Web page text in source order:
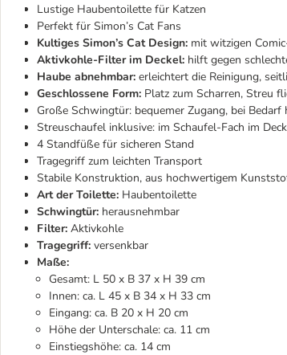
Lustige Haubentoilette für Katzen
Perfekt für Simon’s Cat Fans
Kultiges Simon’s Cat Design: mit witzigen
Aktivkohle-Filter im Deckel: hilft gegen
Haube abnehmbar: erleichtert die Reinigung,
Geschlossene Form: Platz zum Scharren, Streu
Große Schwingtür: bequemer Zugang, bei Bedarf
Streuschaufel inklusive: im Schaufel-Fach im
4 Standfüße für sicheren Stand
Tragegriff zum leichten Transport
Stabile Konstruktion, aus hochwertigem
Art der Toilette: Haubentoilette
Schwingtür: herausnehmbar
Filter: Aktivkohle
Tragegriff: versenkbar
Maße:
Gesamt: L 50 x B 37 x H 39 cm
Innen: ca. L 45 x B 34 x H 33 cm
Eingang: ca. B 20 x H 20 cm
Höhe der Unterschale: ca. 11 cm
Einstiegshöhe: ca. 14 cm